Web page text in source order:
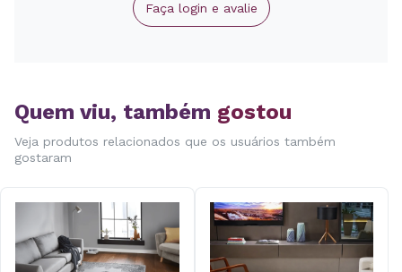
Faça login e avalie
Quem viu, também gostou
Veja produtos relacionados que os usuários também
gostaram